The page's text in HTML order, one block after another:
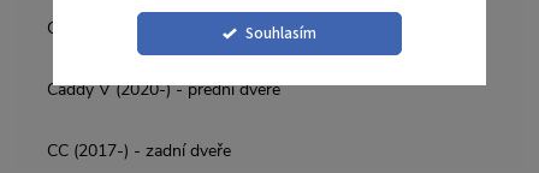
Souhlasím
C-Trec (2016-) - přední dveře
Caddy V (2020-) - přední dveře
CC (2017-) - zadní dveře